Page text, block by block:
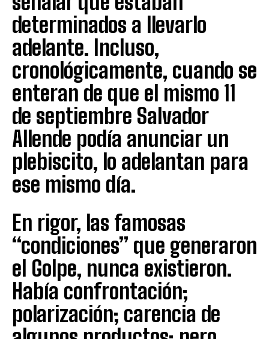
determinados a llevarlo
adelante. Incluso,
cronológicamente, cuando se
enteran de que el mismo 11
de septiembre Salvador
Allende podía anunciar un
plebiscito, lo adelantan para
ese mismo día.
En rigor, las famosas
“condiciones” que generaron
el Golpe, nunca existieron.
Había confrontación;
polarización; carencia de